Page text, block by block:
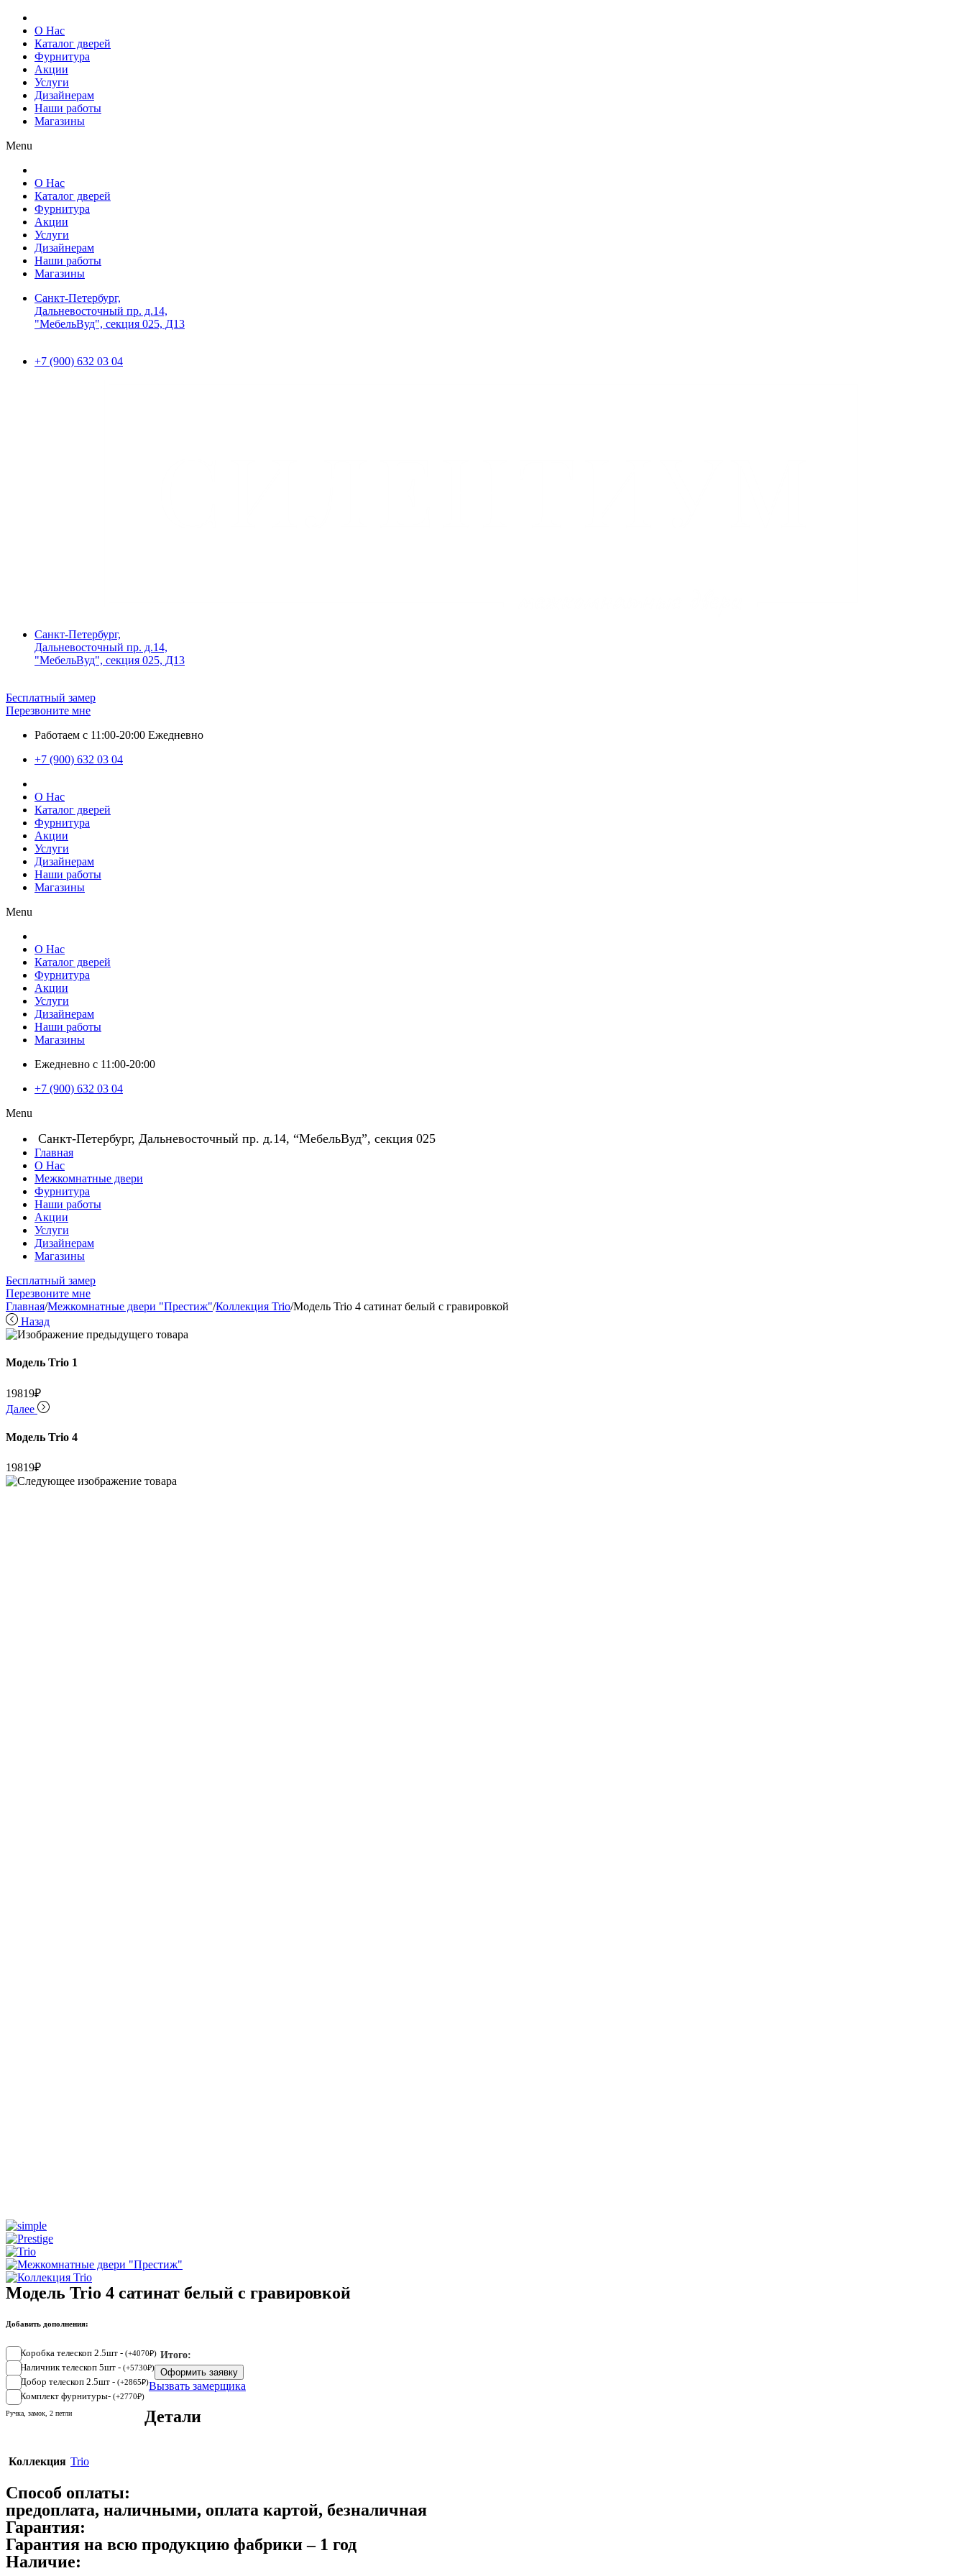
О Нас
Каталог дверей
Фурнитура
Акции
Услуги
Дизайнерам
Наши работы
Магазины
Menu
О Нас
Каталог дверей
Фурнитура
Акции
Услуги
Дизайнерам
Наши работы
Магазины
Санкт-Петербург,
Дальневосточный пр. д.14,
"МебельВуд", секция 025, Д13
+7 (900) 632 03 04
Санкт-Петербург,
Дальневосточный пр. д.14,
"МебельВуд", секция 025, Д13
Бесплатный замер
Перезвоните мне
Работаем с 11:00-20:00 Ежедневно
+7 (900) 632 03 04
О Нас
Каталог дверей
Фурнитура
Акции
Услуги
Дизайнерам
Наши работы
Магазины
Menu
О Нас
Каталог дверей
Фурнитура
Акции
Услуги
Дизайнерам
Наши работы
Магазины
Ежедневно с 11:00-20:00
+7 (900) 632 03 04
Menu
Санкт-Петербург, Дальневосточный пр. д.14, “МебельВуд”, секция 025
Главная
О Нас
Межкомнатные двери
Фурнитура
Наши работы
Акции
Услуги
Дизайнерам
Магазины
Бесплатный замер
Перезвоните мне
Главная/Межкомнатные двери "Престиж"/Коллекция Trio/Модель Trio 4 сатинат белый с гравировкой
Назад
Модель Trio 1
19819₽
Далее
Модель Trio 4
19819₽
Модель Trio 4 сатинат белый с гравировкой
Добавить дополнения:
Коробка телескоп 2.5шт - (+4070₽)
Наличник телескоп 5шт - (+5730₽)
Добор телескоп 2.5шт - (+2865₽)
Комплект фурнитуры- (+2770₽)
Ручка, замок, 2 петли
Итого:
Оформить заявку
Вызвать замерщика
Детали
Коллекция Trio
Способ оплаты:
предоплата, наличными, оплата картой, безналичная
Гарантия:
Гарантия на всю продукцию фабрики – 1 год
Наличие: